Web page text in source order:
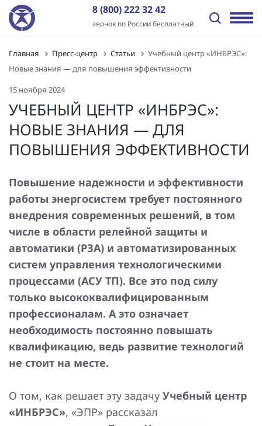
8 (800) 222 32 42
звонок по России бесплатный
Назад
Передача электроэнергии
Распределение электроэнергии
Независимые энергокомпании
Нефтегазовый сектор
Промышленные предприятия
Инфраструктура и ЖКХ
Генерация электроэнергии
Назад
Промышленная автоматизация
Цифровая трансформация
Автоматизация энергообъектов
Релейная защита и автоматика
Автоматизированные сбор и анализ информации об
аварийных событиях
Технический и коммерческий учет
Повышение надежности электроснабжения
Назад
ПТК «ИНБРЭС»
Программное обеспечение
Контроллеры
Шкафы АСУ ТП/ССПИ/ТМ
Типовые шкафы АСУ ТП ПАО «Россети»
Многофункциональные устройства защиты и
управления
Шкафы РЗА 110-220 кВ
Устройства релейной защиты и автоматики
присоединений 6-35кВ
Сбор и анализ информации об аварийных событиях
Оборудование компенсации емкостных токов
БАВР
Назад
Генподрядные услуги
Комплексная поставка оборудования
Цифровое проектирование ПС и электрических сетей
Проектные работы
Пуско-наладочные работы
Подготовка персонала АСУ ТП и РЗА
Назад
Новости
Статьи
Видео
Назад
История
Отзывы
Заказчики
Лицензии и сертификаты
Вакансии
Контакты
Главная Пресс-центр Статьи
Учебный центр «ИНБРЭС»:
Новые знания — для повышения эффективности
15 ноября 2024
УЧЕБНЫЙ ЦЕНТР «ИНБРЭС»:
НОВЫЕ ЗНАНИЯ — ДЛЯ
ПОВЫШЕНИЯ ЭФФЕКТИВНОСТИ
Повышение надежности и эффективности
работы энергосистем требует постоянного
внедрения современных решений, в том
числе в области релейной защиты и
автоматики (РЗА) и автоматизированных
систем управления технологическими
процессами (АСУ ТП). Все это под силу
только высококвалифицированным
профессионалам. А это означает
необходимость постоянно повышать
квалификацию, ведь развитие технологий
не стоит на месте.
О том, как решает эту задачу Учебный центр
«ИНБРЭС», «ЭПР» рассказал